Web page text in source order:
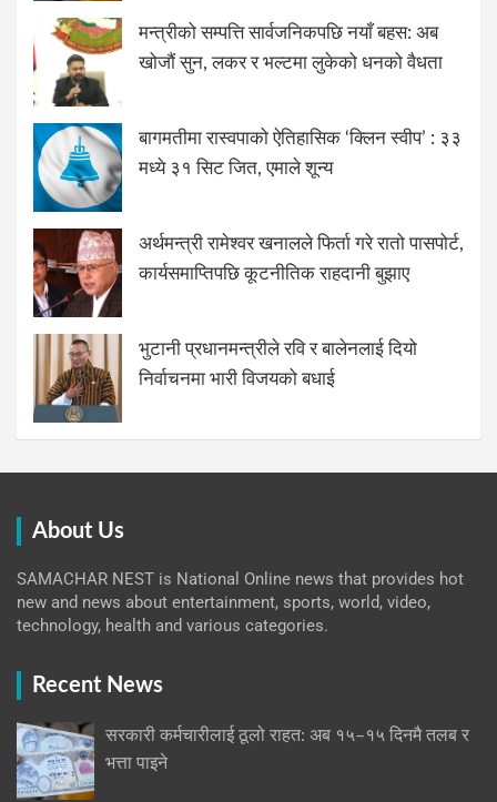
मन्त्रीको सम्पत्ति सार्वजनिकपछि नयाँ बहस: अब
खोजौं सुन, लकर र भल्टमा लुकेको धनको वैधता
बागमतीमा रास्वपाको ऐतिहासिक ‘क्लिन स्वीप’ : ३३
मध्ये ३१ सिट जित, एमाले शून्य
अर्थमन्त्री रामेश्वर खनालले फिर्ता गरे रातो पासपोर्ट,
कार्यसमाप्तिपछि कूटनीतिक राहदानी बुझाए
भुटानी प्रधानमन्त्रीले रवि र बालेनलाई दियो
निर्वाचनमा भारी विजयको बधाई
About Us
SAMACHAR NEST is National Online news that provides hot
new and news about entertainment, sports, world, video,
technology, health and various categories.
Recent News
सरकारी कर्मचारीलाई ठूलो राहत: अब १५–१५ दिनमै तलब र
भत्ता पाइने